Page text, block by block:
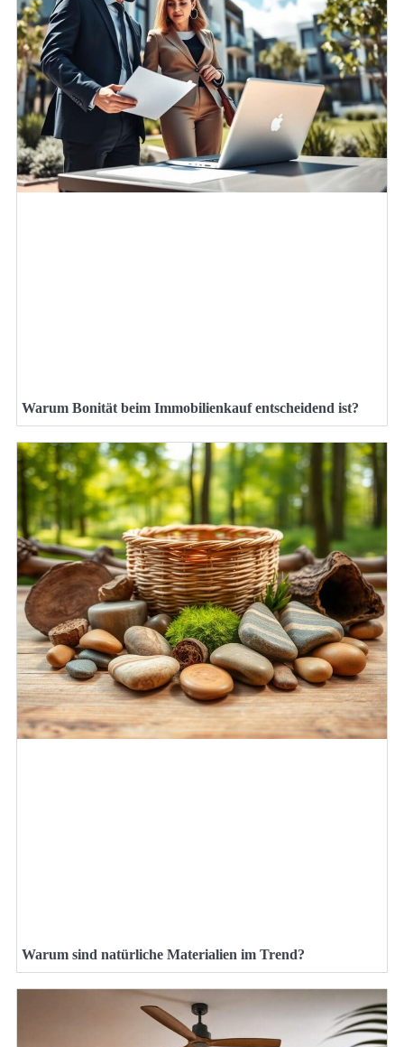
Warum Bonität beim Immobilienkauf entscheidend ist?
Warum sind natürliche Materialien im Trend?